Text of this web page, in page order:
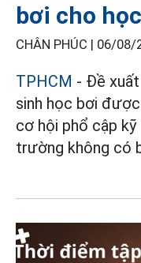
bơi cho
CHÂN PHÚC | 06/08/
TPHCM - Đề
sinh học bơi
cơ hội phổ cập kỹ
trường không có